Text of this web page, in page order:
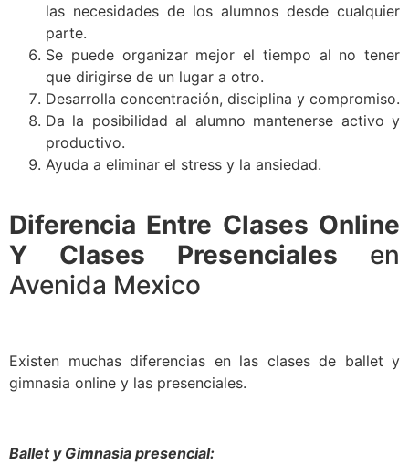
las necesidades de los alumnos desde cualquier
parte.
Se puede organizar mejor el tiempo al no tener
que dirigirse de un lugar a otro.
Desarrolla concentración, disciplina y compromiso.
Da la posibilidad al alumno mantenerse activo y
productivo.
Ayuda a eliminar el stress y la ansiedad.
Diferencia Entre Clases Online
Y Clases Presenciales en
Avenida Mexico
Existen muchas diferencias en las clases de ballet y
gimnasia online y las presenciales.
Ballet y Gimnasia presencial: